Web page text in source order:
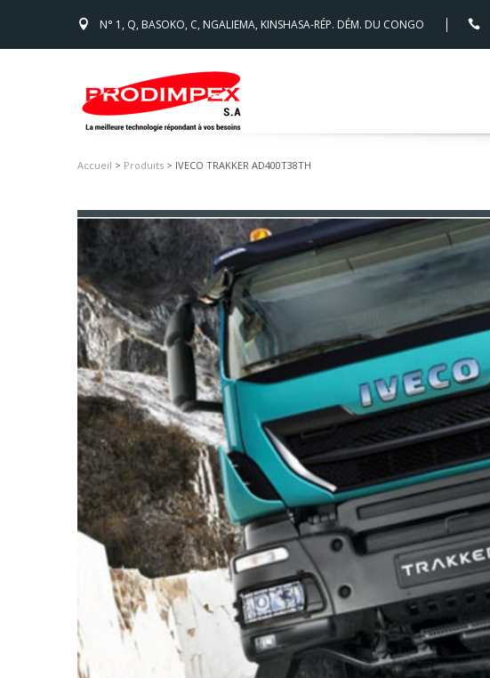
N° 1, Q, BASOKO, C, NGALIEMA, KINSHASA-RÉP. DÉM. DU CONGO
Accueil > Produits > IVECO TRAKKER AD400T38TH